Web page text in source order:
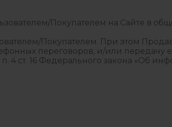
Покупателем на Сайте в
Покупателем. При этом
переговоров, и/или
п. 4 ст. 16 Федерального закона «Об